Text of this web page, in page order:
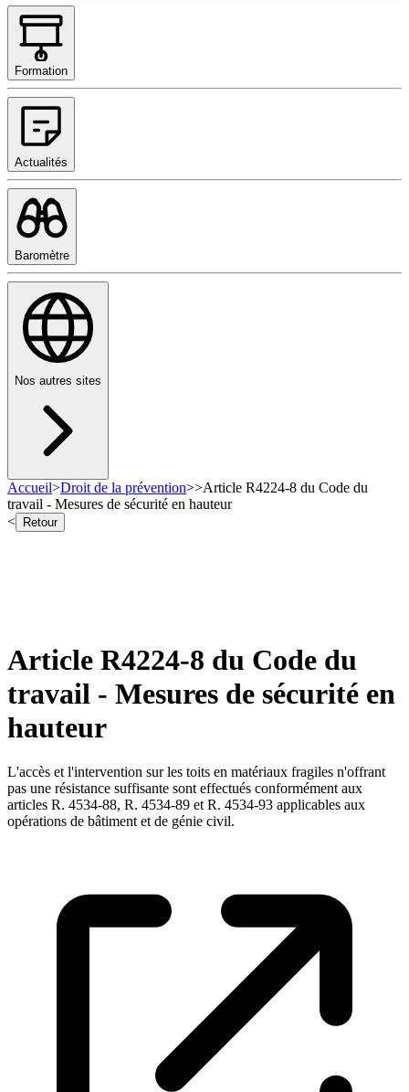
Formation
Actualités
Baromètre
Nos autres sites
Accueil>Droit de la prévention>>Article R4224-8 du Code du
travail - Mesures de sécurité en hauteur
<
Retour
Article R4224-8 du Code du
travail - Mesures de sécurité en
hauteur
L'accès et l'intervention sur les toits en matériaux fragiles n'offrant
pas une résistance suffisante sont effectués conformément aux
articles R. 4534-88, R. 4534-89 et R. 4534-93 applicables aux
opérations de bâtiment et de génie civil.